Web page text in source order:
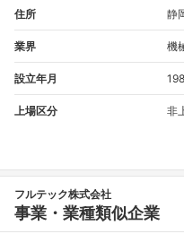
住所 静
業界 機
設立年月
上場区分 非
フルテック株式会社
事業・業種類似企業